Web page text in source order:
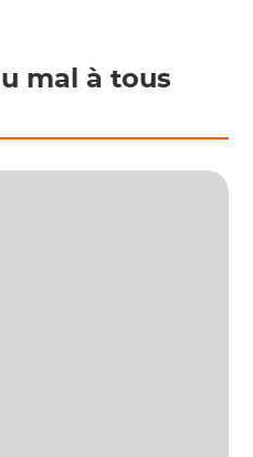
mal à tous